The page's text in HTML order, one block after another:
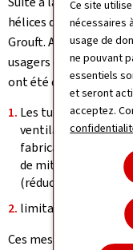
Ce site
nécessaires
usage de
ne pouvant
essentiels
et seront
acceptez.
hélices de certains
Grouft. Afin d'assurer
usagers de la route,
ont été décidées sur
Les tunnels de
ventilateurs de
fabricant, les deux
de mitigation
(réduction d'une
limitation de la
Ces mesures restent